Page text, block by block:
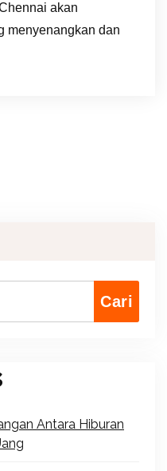
akan
menyenangkan dan
Cari
Antara Hiburan